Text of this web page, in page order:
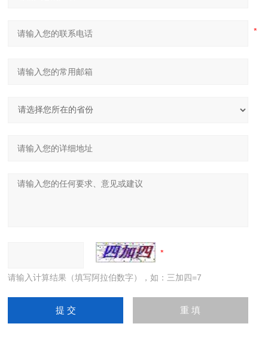
请输入计算结果（填写阿拉伯数字），如：三加四=7